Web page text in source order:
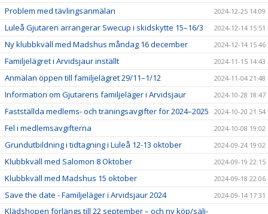
Problem med tävlingsanmälan 2024-12-25 14:09
Luleå Gjutaren arrangerar Swecup i skidskytte 15–16/3 2024-12-14 15:51
Ny klubbkväll med Madshus måndag 16 december 2024-12-14 15:46
Familjelägret i Arvidsjaur inställt 2024-11-15 14:43
Anmälan öppen till familjelägret 29/11–1/12 2024-11-04 21:48
Information om Gjutarens familjeläger i Arvidsjaur 2024-10-28 18:47
Fastställda medlems- och träningsavgifter för 2024–2025 2024-10-20 21:54
Fel i medlemsavgifterna 2024-10-08 19:02
Grundutbildning i tidtagning i Luleå 12-13 oktober 2024-09-24 19:02
Klubbkväll med Salomon 8 Oktober 2024-09-19 22:15
Klubbkväll med Madshus 15 oktober 2024-09-18 22:06
Save the date - Familjeläger i Arvidsjaur 2024 2024-09-14 17:31
Klädshopen förlängs till 22 september – och ny köp/sälj-